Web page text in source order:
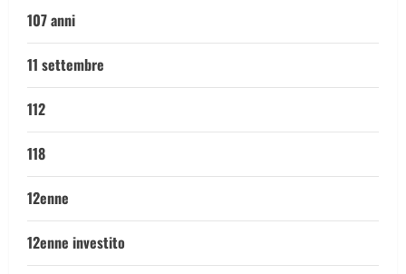
107 anni
11 settembre
112
118
12enne
12enne investito